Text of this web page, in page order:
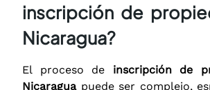
inscripción de
Nicaragua?
El proceso de inscripción de
Nicaraguapuede ser complejo,